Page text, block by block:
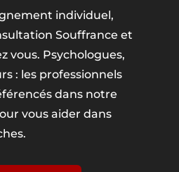
individuel,
Souffrance et
vous. Psychologues,
: les professionnels
dans notre
vous aider dans